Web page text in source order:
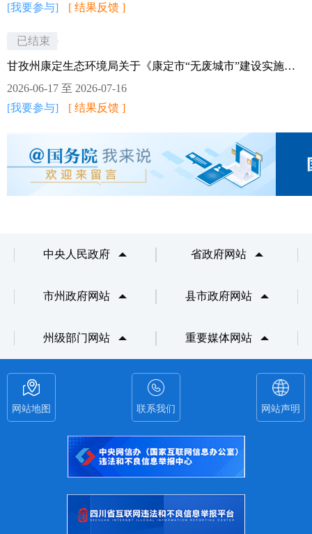
康定市农牧农村和科技
局，地址：康定市榆林新
区情歌路355号康定市农牧
农村和科技局，联系电
2350181243@qq.com。
康定市农牧农村和科技
局 2026年7月21日
[我要参与]
[ 结果反馈 ]
已结束
甘孜州康定生态环境局关于《康定市“无废城市”建设实施方案（2026-2030）》征求社会公众意见的公告
2026-06-17 至 2026-07-16
[我要参与]
[ 结果反馈 ]
中央人民政府 省政府网站
市州政府网站 县市政府网站
州级部门网站 重要媒体网站
网站地图 联系我们 网站声明